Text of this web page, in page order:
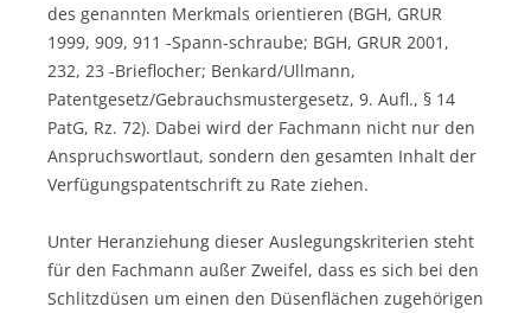
des genannten Merkmals orientieren (BGH, GRUR
1999, 909, 911 -Spann-schraube; BGH, GRUR 2001,
232, 23 -Brieflocher; Benkard/Ullmann,
Patentgesetz/Gebrauchsmustergesetz, 9. Aufl., § 14
PatG, Rz. 72). Dabei wird der Fachmann nicht nur den
Anspruchswortlaut, sondern den gesamten Inhalt der
Verfügungspatentschrift zu Rate ziehen.
Unter Heranziehung dieser Auslegungskriterien steht
für den Fachmann außer Zweifel, dass es sich bei den
Schlitzdüsen um einen den Düsenflächen zugehörigen